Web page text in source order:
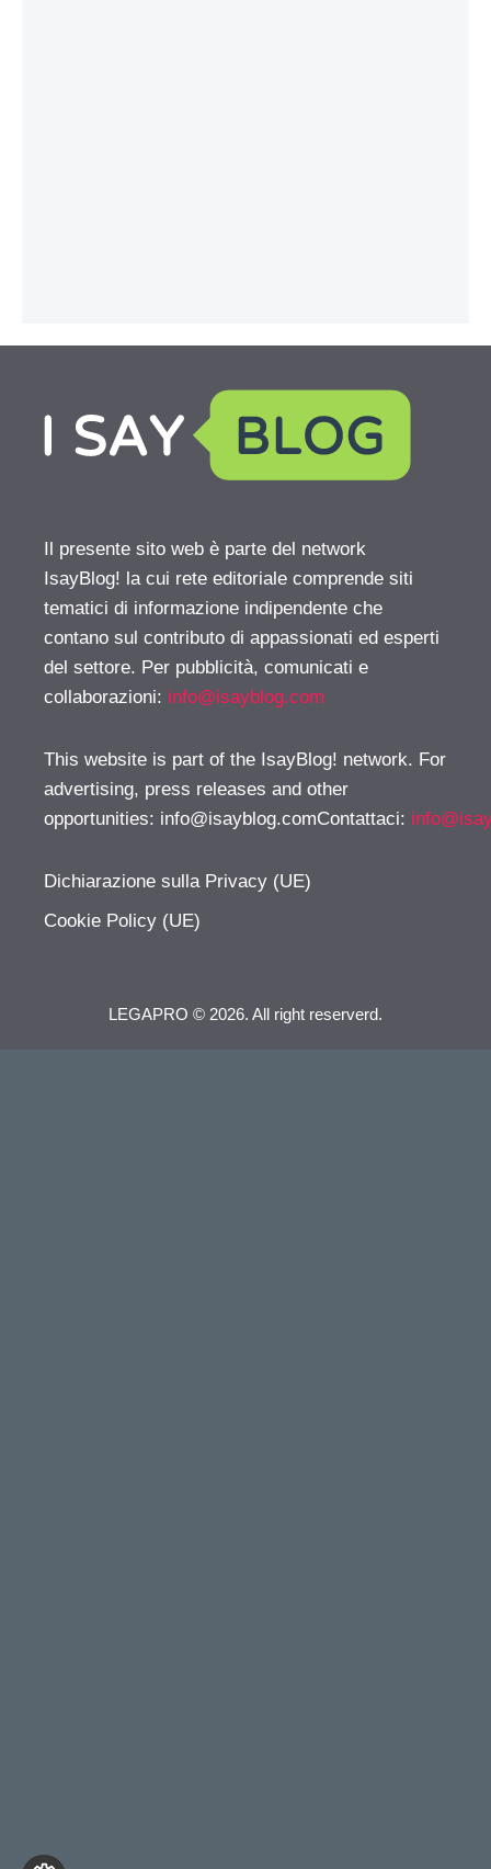
Il presente sito web è parte del network
IsayBlog! la cui rete editoriale comprende siti
tematici di informazione indipendente che
contano sul contributo di appassionati ed esperti
del settore. Per pubblicità, comunicati e
collaborazioni: info@isayblog.com
This website is part of the IsayBlog! network. For
advertising, press releases and other
opportunities: info@isayblog.comContattaci:
Dichiarazione sulla Privacy (UE)
Cookie Policy (UE)
LEGAPRO © 2026. All right reserverd.